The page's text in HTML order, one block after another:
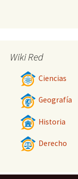
Wiki Red
Ciencias
Geografía
Historia
Derecho